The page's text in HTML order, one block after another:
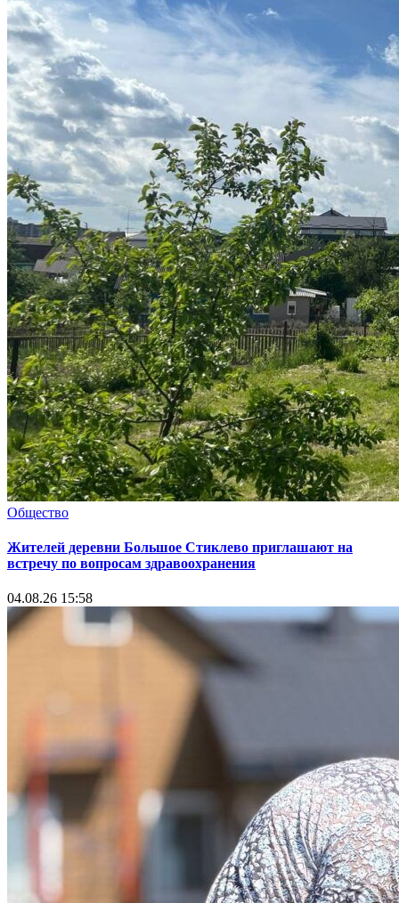
Общество
Жителей деревни Большое Стиклево приглашают на
встречу по вопросам здравоохранения
04.08.26 15:58